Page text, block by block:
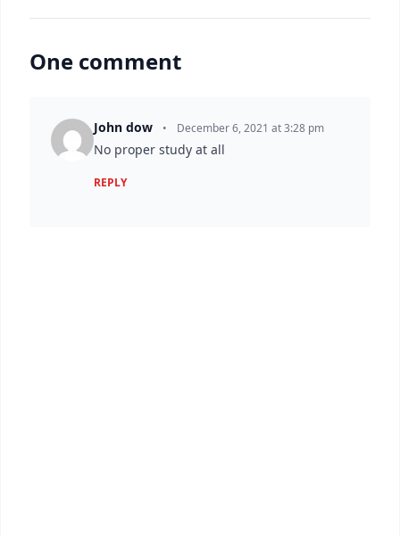
One comment
John dow • December 6, 2021 at 3:28 pm
No proper study at all
REPLY